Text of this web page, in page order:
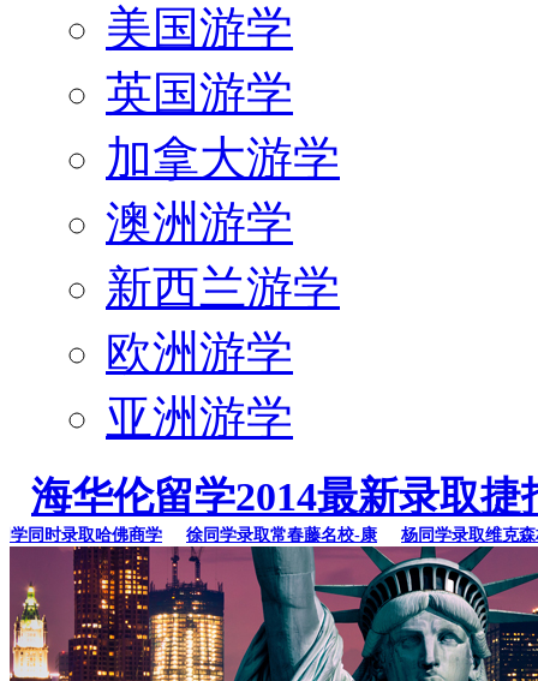
美国游学
英国游学
加拿大游学
澳洲游学
新西兰游学
欧洲游学
亚洲游学
海华伦留学2014最新录取捷
时录取哈佛商学 徐同学录取常春藤名校-康 杨同学录取维克森林